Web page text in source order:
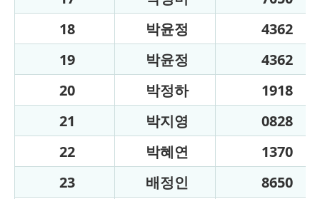
18
박윤정
4362
19
박윤정
4362
20
박정하
1918
21
박지영
0828
22
박혜연
1370
23
배정인
8650